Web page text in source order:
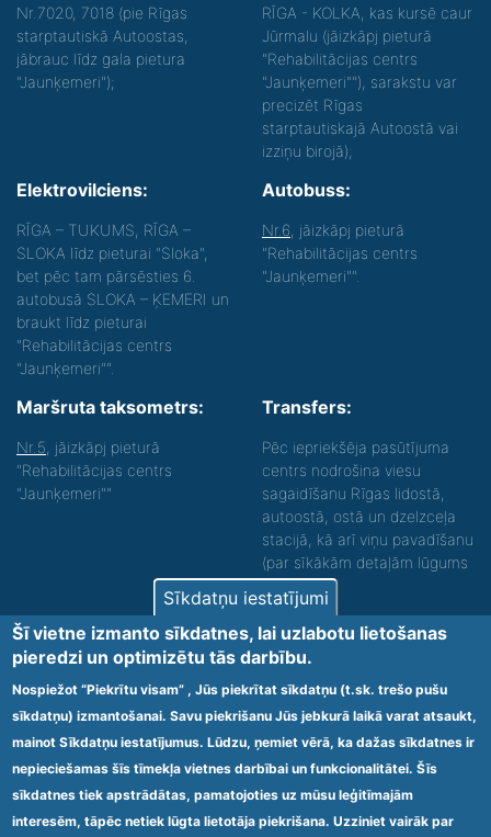
Nr.7020, 7018 (pie Rīgas
starptautiskā Autoostas,
jābrauc līdz gala pietura
"Jaunķemeri");
RĪGA - KOLKA, kas kursē caur
Jūrmalu (jāizkāpj pieturā
"Rehabilitācijas centrs
"Jaunķemeri""), sarakstu var
precizēt Rīgas
starptautiskajā Autoostā vai
izziņu birojā);
Elektrovilciens:
RĪGA – TUKUMS, RĪGA –
SLOKA līdz pieturai "Sloka",
bet pēc tam pārsēsties 6.
autobusā SLOKA – ĶEMERI un
braukt līdz pieturai
"Rehabilitācijas centrs
"Jaunķemeri"".
Autobuss:
Nr.6 , jāizkāpj pieturā
"Rehabilitācijas centrs
"Jaunķemeri"".
Maršruta taksometrs:
Nr.5 , jāizkāpj pieturā
"Rehabilitācijas centrs
"Jaunķemeri""
Transfers:
Pēc iepriekšēja pasūtījuma
centrs nodrošina viesu
sagaidīšanu Rīgas lidostā,
autoostā, ostā un dzelzceļa
stacijā, kā arī viņu pavadīšanu
(par sīkākām detaļām lūgums
zvanīt).
Nodrošinām vides piekļūstamību personām ar
funkcionāliem traucējumiem! SIA „Sanare-KRC
Jaunķemeri”, Kolkas ielā 20, Jūrmalā ir nodrošināta vides
piekļūstamība personām ar funkcionāliem traucējumiem,
tādejādi nodrošinot atbilstību Ministru kabineta
2009.gada 20.janvāra noteikumos Nr.60 „Noteikumi par
obligātajām prasībām ārstniecības iestādēm un to
struktūrvienībām” minētajām prasībām.
Sīkdatņu iestatījumi
Šī vietne izmanto sīkdatnes, lai uzlabotu lietošanas
pieredzi un optimizētu tās darbību.
Nospiežot “Piekrītu visam” , Jūs piekrītat sīkdatņu (t.sk. trešo pušu
sīkdatņu) izmantošanai. Savu piekrišanu Jūs jebkurā laikā varat atsaukt,
mainot Sīkdatņu iestatījumus. Lūdzu, ņemiet vērā, ka dažas sīkdatnes ir
nepieciešamas šīs tīmekļa vietnes darbībai un funkcionalitātei. Šīs
sīkdatnes tiek apstrādātas, pamatojoties uz mūsu leģitīmajām
interesēm, tāpēc netiek lūgta lietotāja piekrišana. Uzziniet vairāk par